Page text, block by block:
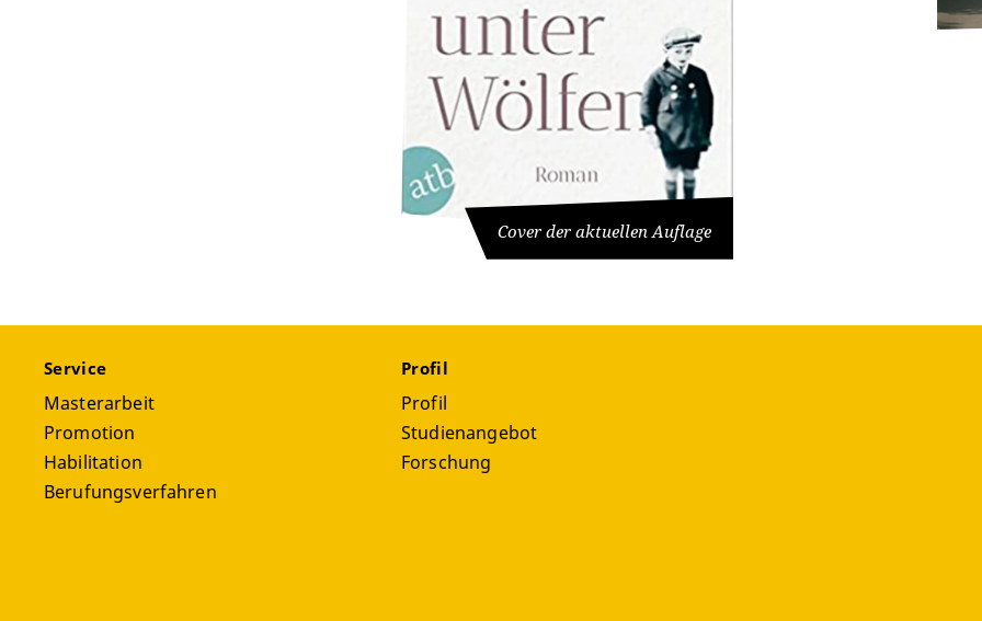
Cover der aktuellen Auflage
Service
Masterarbeit
Promotion
Habilitation
Berufungsverfahren
Profil
Profil
Studienangebot
Forschung